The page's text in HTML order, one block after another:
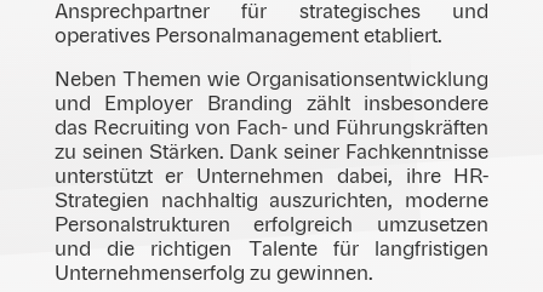
Ansprechpartner für strategisches und
operatives Personalmanagement etabliert.
Neben Themen wie Organisationsentwicklung
und Employer Branding zählt insbesondere
das Recruiting von Fach- und Führungskräften
zu seinen Stärken. Dank seiner Fachkenntnisse
unterstützt er Unternehmen dabei, ihre HR-
Strategien nachhaltig auszurichten, moderne
Personalstrukturen erfolgreich umzusetzen
und die richtigen Talente für langfristigen
Unternehmenserfolg zu gewinnen.